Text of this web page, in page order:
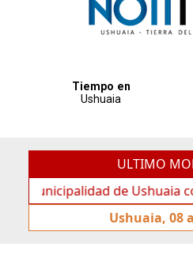
ULTIMO
de Ushuaia continúa
Ushuaia, 08